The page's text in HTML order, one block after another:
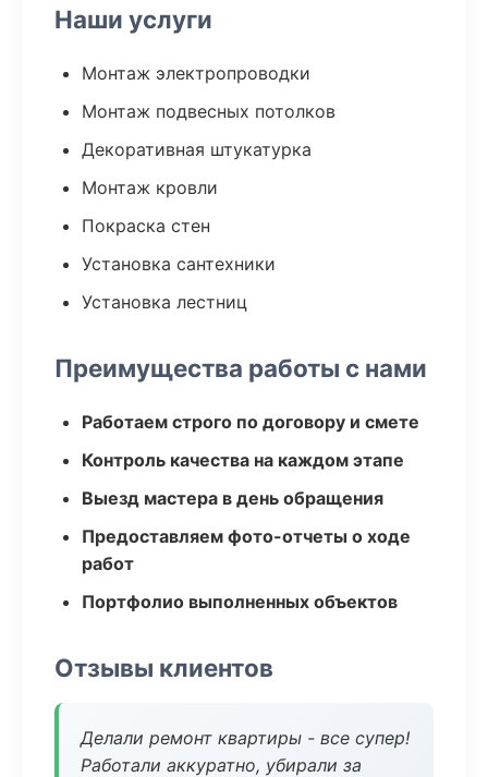
Наши услуги
Монтаж электропроводки
Монтаж подвесных потолков
Декоративная штукатурка
Монтаж кровли
Покраска стен
Установка сантехники
Установка лестниц
Преимущества работы с нами
Работаем строго по договору и смете
Контроль качества на каждом этапе
Выезд мастера в день обращения
Предоставляем фото-отчеты о ходе
работ
Портфолио выполненных объектов
Отзывы клиентов
Делали ремонт квартиры - все супер!
Работали аккуратно, убирали за